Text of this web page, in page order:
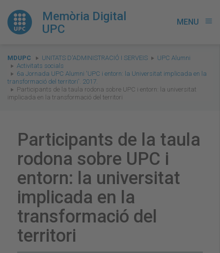
Memòria Digital
UPC
MENU menu
You
are
here:
MDUPC UNITATS D'ADMINISTRACIÓ I SERVEIS
UPC Alumni
Activitats socials
6a Jornada UPC Alumni 'UPC i entorn: la Universitat implicada en la
transformació del territori'. 2017.
Participants de la taula rodona sobre UPC i entorn: la universitat
implicada en la transformació del territori
Participants de la taula
rodona sobre UPC i
entorn: la universitat
implicada en la
transformació del
territori